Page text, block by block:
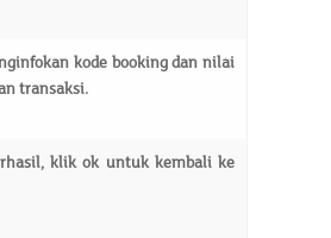
kode booking dan nilai
transaksi.
klik ok untuk kembali ke